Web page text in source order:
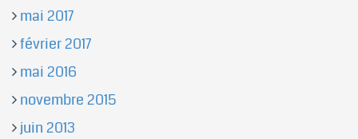
mai 2017
février 2017
mai 2016
novembre 2015
juin 2013